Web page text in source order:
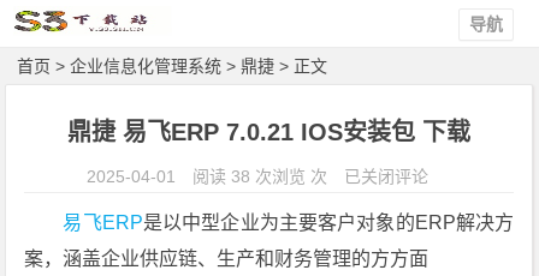
导航
首页 >企业信息化管理系统 >鼎捷 > 正文
鼎捷 易飞ERP 7.0.21 IOS安装包 下载
2025-04-01 阅读 38 次浏览 次
鼎
易
飞
已关闭评论
易飞ERP是以中型企业为主要客户对象的ERP解决方
案，涵盖企业供应链、生产和财务管理的方方面